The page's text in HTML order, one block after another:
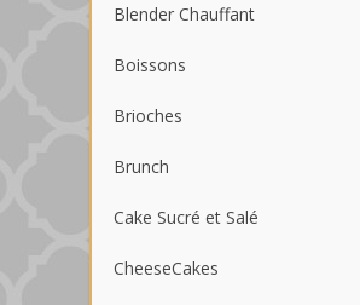
Blender Chauffant
Boissons
Brioches
Brunch
Cake Sucré et Salé
CheeseCakes